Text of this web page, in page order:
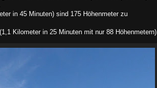
in 45 Minuten) sind 175 Höhenmeter zu
Kilometer in 25 Minuten mit nur 88 Höhenmetern).